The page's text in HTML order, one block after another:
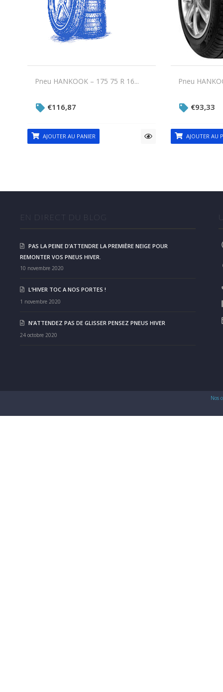
Pneu HANKOOK – 175 75 R 16...
€116,87
AJOUTER AU PANIER
Pneu
€93,33
AJOUTER AU
EN DIRECT DU BLOG
PAS LA PEINE D’ATTENDRE LA PREMIÈRE NEIGE POUR
REMONTER VOS PNEUS HIVER.
10 novembre 2020
L’HIVER TOC A NOS PORTES !
1 novembre 2020
N’ATTENDEZ PAS DE GLISSER PENSEZ PNEUS HIVER
24 octobre 2020
Nos